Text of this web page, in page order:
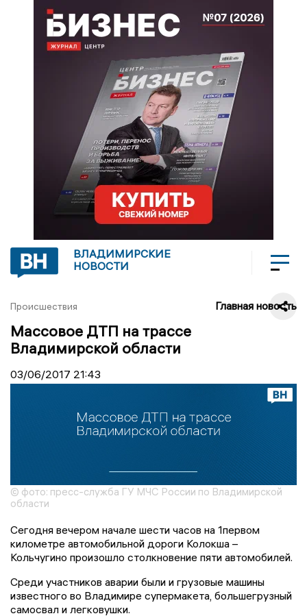
ВЛАДИМИРСКИЕ
НОВОСТИ
Происшествия Главная новость
Массовое ДТП на трассе
Владимирской области
03/06/2017 21:43
© фото: пресс-служба ГУ МЧС России по Владимирской
области
Сегодня вечером начале шести часов на 1первом
километре автомобильной дороги Колокша –
Кольчугино произошло столкновение пяти автомобилей.
Среди участников аварии были и грузовые машины
известного во Владимире супермакета, большегрузный
самосвал и легковушки.